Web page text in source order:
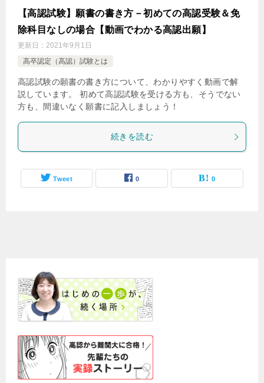
【高認試験】願書の書き方－初めての高認受験＆免
除科目なしの場合【動画でわかる高認出願】
更新日： 2021年9月1日
高卒認定（高認）試験とは
高認試験の願書の書き方について、わかりやすく動画で解
説しています。 初めて高認試験を受ける方も、そうでない
方も、間違いなく願書に記入しましょう！
続きを読む
Tweet 0 0